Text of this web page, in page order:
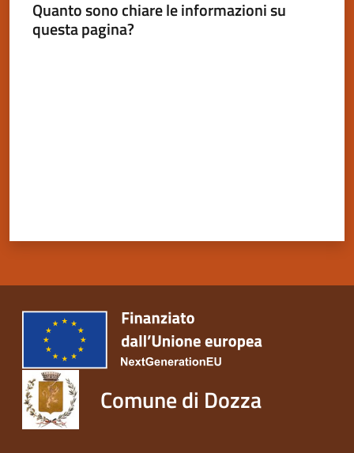
su
Quanto sono chiare le informazioni su
questa pagina?
Comune di Dozza